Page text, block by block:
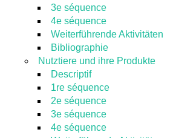
3e séquence
4e séquence
Weiterführende Aktivitäten
Bibliographie
Nutztiere und ihre Produkte
Descriptif
1re séquence
2e séquence
3e séquence
4e séquence